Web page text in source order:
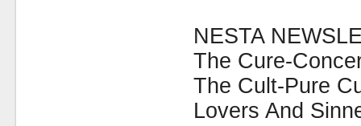
NESTA
The Cure-
The Cult-Pure
Lovers And